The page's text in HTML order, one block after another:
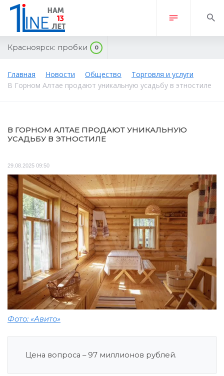
Красноярск: пробки 0
Главная Новости Общество
Торговля и услуги
В Горном Алтае продают уникальную усадьбу в этностиле
В ГОРНОМ АЛТАЕ ПРОДАЮТ УНИКАЛЬНУЮ
УСАДЬБУ В ЭТНОСТИЛЕ
29.08.2025 09:50
Фото: «Авито»
Цена вопроса – 97 миллионов рублей.